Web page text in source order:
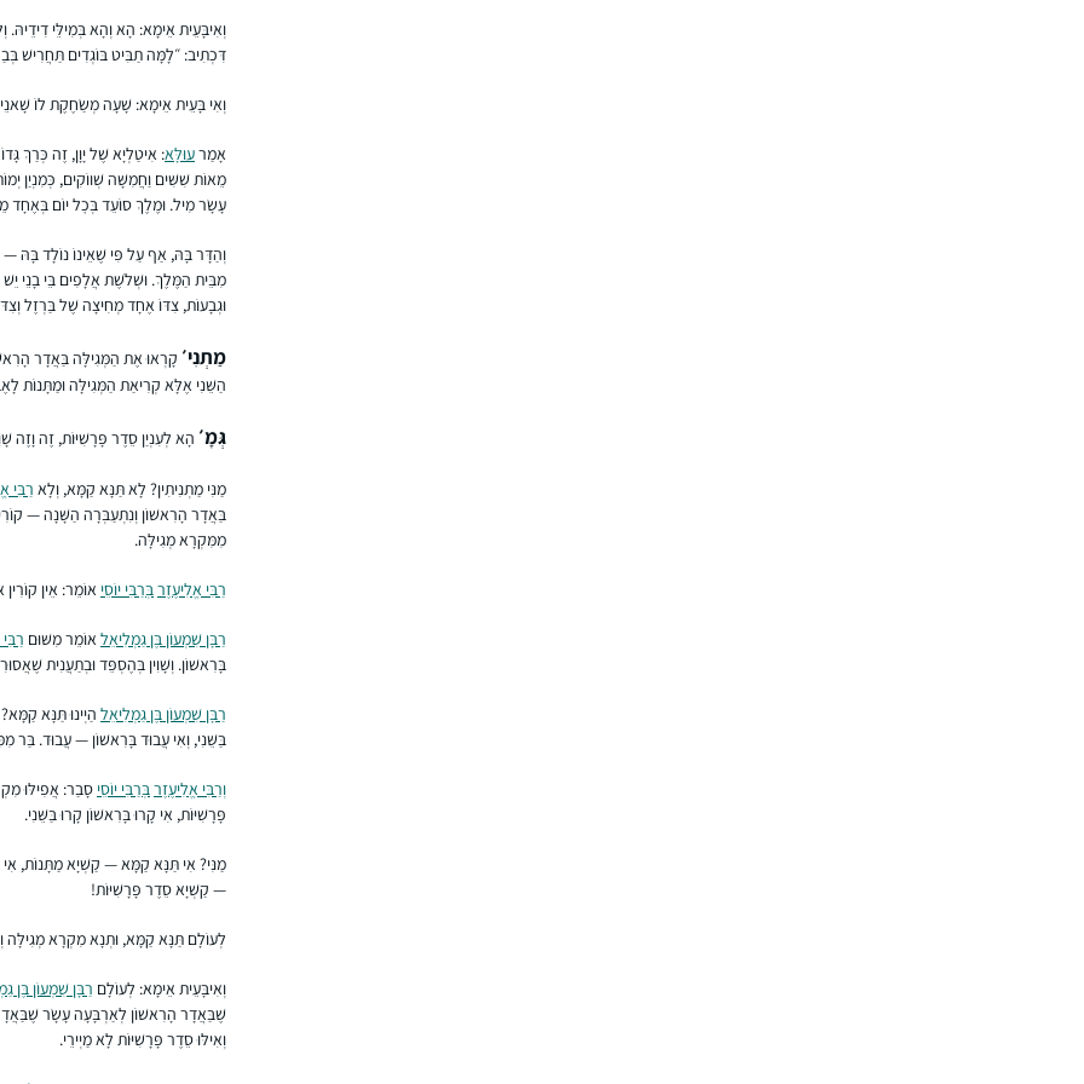
וְאִיבָּעֵית אֵימָא: הָא וְהָא בְּמִילֵּי
דִּכְתִיב: ״לָמָּה תַבִּיט בּוֹגְדִים תַּחֲרִישׁ
וְאִי בָּעֵית אֵימָא: שָׁעָה מְשַׂחֶקֶת לוֹ
אָמַרעוּלָּא: אִיטַלְיָא שֶׁל יָוָן, זֶה כְּרַךְ
מֵאוֹת שִׁשִּׁים וַחֲמִשָּׁה שְׁווֹקִים, כְּמִנְיַן
עָשָׂר מִיל. וּמֶלֶךְ סוֹעֵד בְּכׇל יוֹם בְּאֶחָד
וְהַדָּר בָּהּ, אַף עַל פִּי שֶׁאֵינוֹ נוֹלָד בָּהּ
מִבֵּית הַמֶּלֶךְ. וּשְׁלֹשֶׁת אֲלָפִים בֵּי בָנֵי יֵשׁ
וּגְבָעוֹת, צִדּוֹ אֶחָד מְחִיצָה שֶׁל בַּרְזֶל
מַתְנִי׳ קָרְאוּ אֶת הַמְּגִילָּה בַּאֲדָר
הַשֵּׁנִי אֶלָּא קְרִיאַת הַמְּגִילָּה וּמַתָּנוֹת
גְּמָ׳ הָא לְעִנְיַן סֵדֶר פָּרָשִׁיּוֹת, זֶה וָזֶה
מַנִּי מַתְנִיתִין? לָא תַּנָּא קַמָּא, וְלָא רַבִּי
בַּאֲדָר הָרִאשׁוֹן וְנִתְעַבְּרָה הַשָּׁנָה —
מִמִּקְרָא מְגִילָּה.
רַבִּי אֱלִיעֶזֶרבְּרַבִּי יוֹסֵי אוֹמֵר: אֵין
רַבָּן שִׁמְעוֹן בֶּן גַּמְלִיאֵל אוֹמֵר מִשּׁוּם רַבִּי
בָּרִאשׁוֹן. וְשָׁוִין בְּהֶסְפֵּד וּבְתַעֲנִית
רַבָּן שִׁמְעוֹן בֶּן גַּמְלִיאֵל הַיְינוּ תַּנָּא
בַּשֵּׁנִי, וְאִי עֲבוּד בָּרִאשׁוֹן — עֲבוּד. בַּר
וְרַבִּי אֱלִיעֶזֶרבְּרַבִּי יוֹסֵי סָבַר: אֲפִילּוּ
פָּרָשִׁיּוֹת, אִי קָרוּ בָּרִאשׁוֹן קָרוּ בַּשֵּׁנִי.
מַנִּי? אִי תַּנָּא קַמָּא — קַשְׁיָא מַתָּנוֹת, אִי
— קַשְׁיָא סֵדֶר פָּרָשִׁיּוֹת!
לְעוֹלָם תַּנָּא קַמָּא, וּתְנָא מִקְרָא מְגִילָּה
וְאִיבָּעֵית אֵימָא: לְעוֹלָם רַבָּן שִׁמְעוֹן בֶּן
שֶׁבַּאֲדָר הָרִאשׁוֹן לְאַרְבָּעָה עָשָׂר שֶׁבַּאֲדָר
וְאִילּוּ סֵדֶר פָּרָשִׁיּוֹת לָא מַיְירֵי.